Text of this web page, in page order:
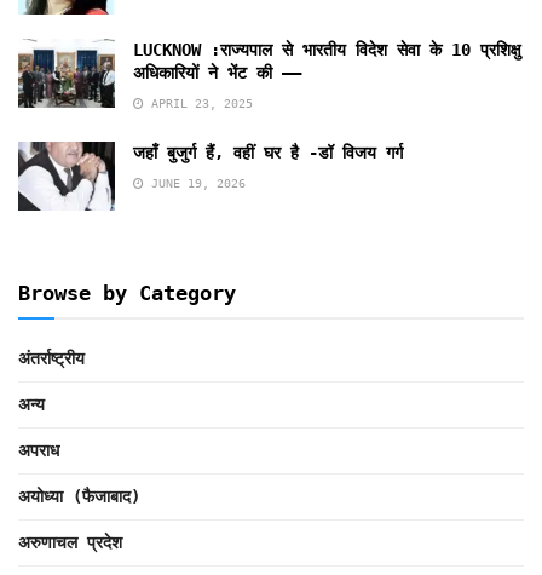
LUCKNOW :राज्यपाल से भारतीय विदेश सेवा के 10 प्रशिक्षु
अधिकारियों ने भेंट की ——
APRIL 23, 2025
जहाँ बुजुर्ग हैं, वहीं घर है -डॉ विजय गर्ग
JUNE 19, 2026
Browse by Category
अंतर्राष्ट्रीय
अन्य
अपराध
अयोध्या (फैजाबाद)
अरुणाचल प्रदेश